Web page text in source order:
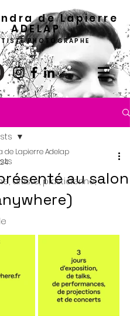
de Lapierre
ADELAP
PHOTOGRAPHE
artiste, plasticienne,au salon
de Lapierre Adelap
étoiles sur 5.